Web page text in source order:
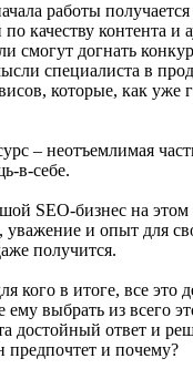
работы получается
качеству контента и
смогут догнать
специалиста в
которые, как уже
– неотъемлимая
в-себе.
SEO-бизнес на
уважение и опыт для
получится.
кого в итоге, все это
выбрать из всего
достойный ответ и
предпочтет и почему?